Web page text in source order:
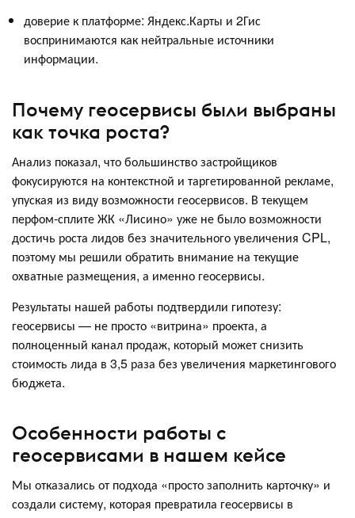
доверие к платформе: Яндекс.Карты и 2Гис
воспринимаются как нейтральные источники
информации.
Почему геосервисы были выбраны
как точка роста?
Анализ показал, что большинство застройщиков
фокусируются на контекстной и таргетированной рекламе,
упуская из виду возможности геосервисов. В текущем
перфом-сплите ЖК «Лисино» уже не было возможности
достичь роста лидов без значительного увеличения CPL,
поэтому мы решили обратить внимание на текущие
охватные размещения, а именно геосервисы.
Результаты нашей работы подтвердили гипотезу:
геосервисы — не просто «витрина» проекта, а
полноценный канал продаж, который может снизить
стоимость лида в 3,5 раза без увеличения маркетингового
бюджета.
Особенности работы с
геосервисами в нашем кейсе
Мы отказались от подхода «просто заполнить карточку» и
создали систему, которая превратила геосервисы в